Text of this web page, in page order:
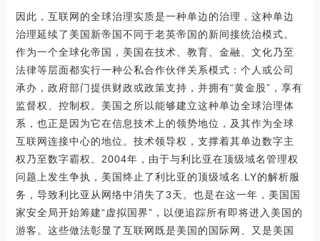
因此，互联网的全球治理实质是一种单边的治理，这种单边
治理延续了美国新帝国不同于老英帝国的新间接统治模式。
作为一个全球化帝国，美国在技术、教育、金融、文化乃至
法律等层面都实行一种公私合作伙伴关系模式：个人或公司
承办，政府部门提供财政或政策支持，并拥有“黄金股”，享有
监督权、控制权。美国之所以能够建立这种单边全球治理体
系，也正是因为它在信息技术上的领势地位，及其作为全球
互联网连接中心的地位。技术领导权，支撑着其单边数字主
权乃至数字霸权。2004年，由于与利比亚在顶级域名管理权
问题上发生争执，美国终止了利比亚的顶级域名.LY的解析服
务，导致利比亚从网络中消失了3天。也是在这一年，美国国
家安全局开始筹建“虚拟国界”，以便追踪所有即将进入美国的
游客。这些做法彰显了互联网既是美国的国际网、又是美国